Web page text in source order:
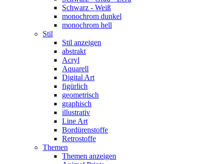
Schwarz - Weiß
monochrom dunkel
monochrom hell
Stil
Stil anzeigen
abstrakt
Acryl
Aquarell
Digital Art
figürlich
geometrisch
graphisch
illustrativ
Line Art
Bordürenstoffe
Retrostoffe
Themen
Themen anzeigen